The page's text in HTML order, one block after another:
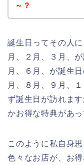
～？
誕生日ってその人
月、２月、３月、
月、６月、が誕生
月、８月、９月、
ず誕生日が訪れま
かお得な特典があ
このように私自身
色々なお店が、お